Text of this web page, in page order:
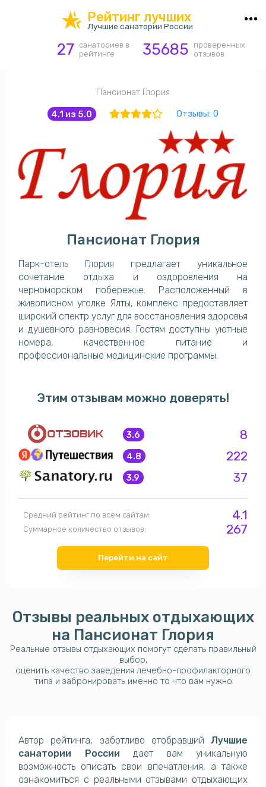
hotel_class Рейтинг лучших
Лучшие санатории России
27
санаториев в
рейтинге
35685
проверенных
отзывов
Пансионат Глория
4.1 из 5.0 Отзывы: 0
Пансионат Глория
Парк-отель Глория предлагает уникальное
сочетание отдыха и оздоровления на
черноморском побережье. Расположенный в
живописном уголке Ялты, комплекс предоставляет
широкий спектр услуг для восстановления здоровья
и душевного равновесия. Гостям доступны уютные
номера, качественное питание и
профессиональные медицинские программы.
Этим отзывам можно доверять!
3.6 8
4.8 222
3.9 37
Средний рейтинг по всем сайтам: 4.1
Суммарное количество отзывов: 267
Перейти на сайт
Отзывы реальных отдыхающих
на Пансионат Глория
Реальные отзывы отдыхающих помогут сделать правильный
выбор,
оценить качество заведения лечебно-профилакторного
типа и забронировать именно то что вам нужно
Автор рейтинга, заботливо отобравший Лучшие
санатории России дает вам уникальную
возможность описать свои впечатления, а также
ознакомиться с реальными отзывами отдыхающих